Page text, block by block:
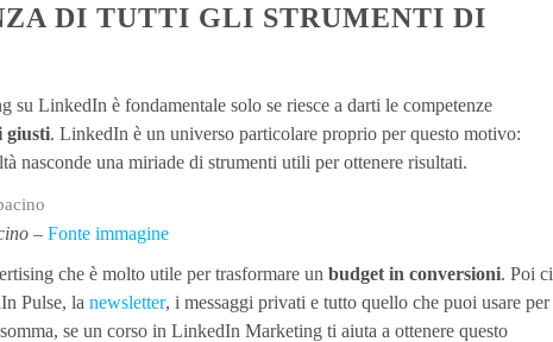
DI TUTTI GLI STRUMENTI DI
LinkedIn è fondamentale solo se riesce a darti le competenze
giusti. LinkedIn è un universo particolare proprio per questo motivo:
nasconde una miriade di strumenti utili per ottenere risultati.
– Fonte immagine
che è molto utile per trasformare un budget in conversioni. Poi ci
Pulse, la newsletter, i messaggi privati e tutto quello che puoi usare per
se un corso in LinkedIn Marketing ti aiuta a ottenere questo